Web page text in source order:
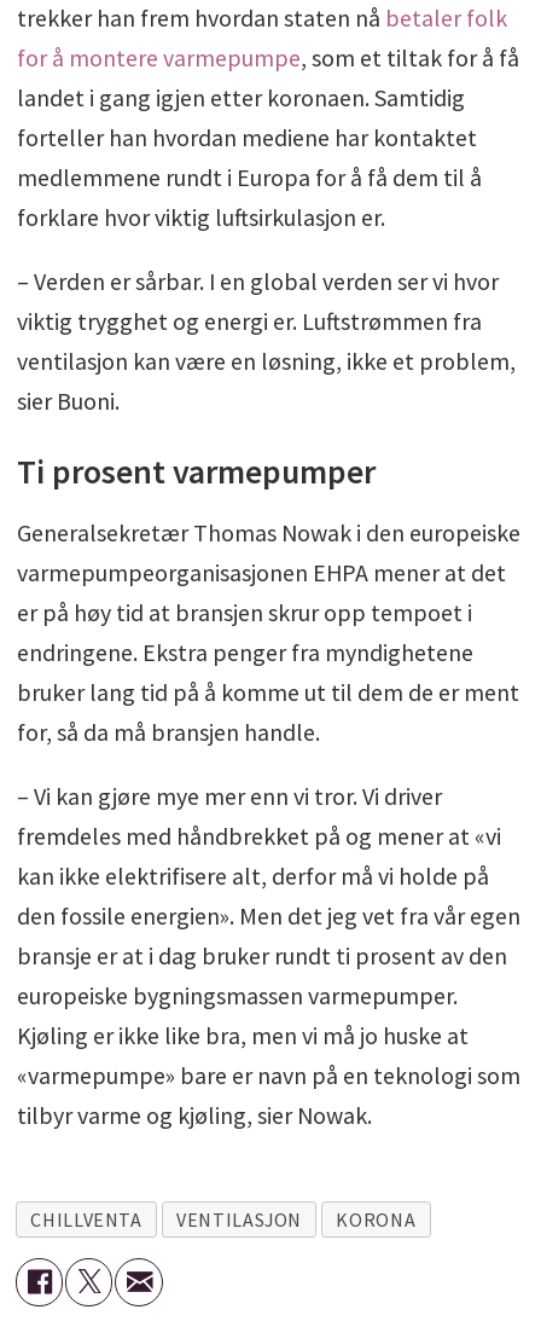
trekker han frem hvordan staten nå betaler folk
for å montere varmepumpe, som et tiltak for å få
landet i gang igjen etter koronaen. Samtidig
forteller han hvordan mediene har kontaktet
medlemmene rundt i Europa for å få dem til å
forklare hvor viktig luftsirkulasjon er.
– Verden er sårbar. I en global verden ser vi hvor
viktig trygghet og energi er. Luftstrømmen fra
ventilasjon kan være en løsning, ikke et problem,
sier Buoni.
Ti prosent varmepumper
Generalsekretær Thomas Nowak i den europeiske
varmepumpeorganisasjonen EHPA mener at det
er på høy tid at bransjen skrur opp tempoet i
endringene. Ekstra penger fra myndighetene
bruker lang tid på å komme ut til dem de er ment
for, så da må bransjen handle.
– Vi kan gjøre mye mer enn vi tror. Vi driver
fremdeles med håndbrekket på og mener at «vi
kan ikke elektrifisere alt, derfor må vi holde på
den fossile energien». Men det jeg vet fra vår egen
bransje er at i dag bruker rundt ti prosent av den
europeiske bygningsmassen varmepumper.
Kjøling er ikke like bra, men vi må jo huske at
«varmepumpe» bare er navn på en teknologi som
tilbyr varme og kjøling, sier Nowak.
CHILLVENTA VENTILASJON KORONA